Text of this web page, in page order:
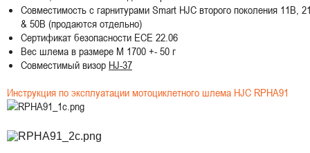
Совместимость с гарнитурами Smart HJC второго поколения 11B,
& 50B (продаются отдельно)
Сертификат безопасности ECE 22.06
Вес шлема в размере M 1700 +- 50 г
Совместимый визор HJ-37
Инструкция по эксплуатации мотоциклетного шлема HJC RPHA91